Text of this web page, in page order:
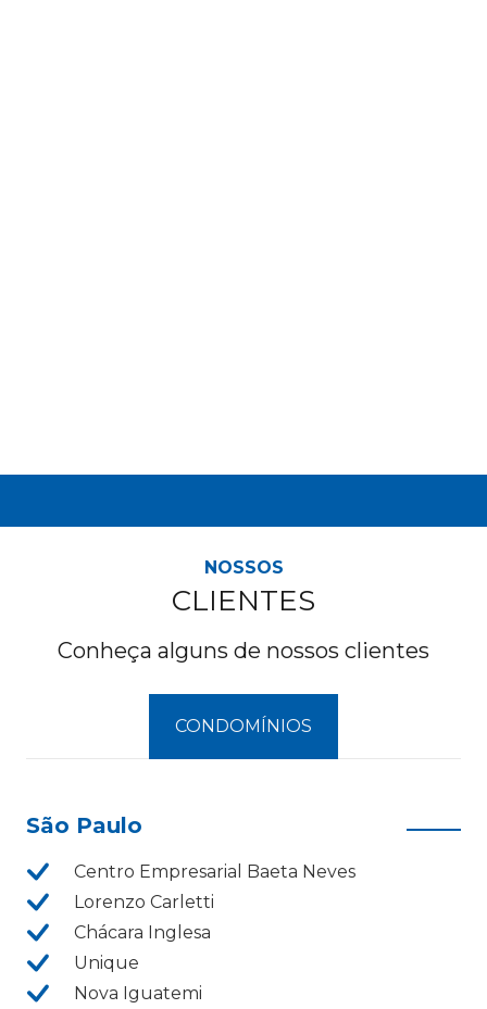
NOSSOS
CLIENTES
Conheça alguns de nossos clientes
CONDOMÍNIOS
São Paulo
Centro Empresarial Baeta Neves
Lorenzo Carletti
Chácara Inglesa
Unique
Nova Iguatemi